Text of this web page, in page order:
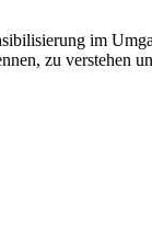
im
zu verstehen